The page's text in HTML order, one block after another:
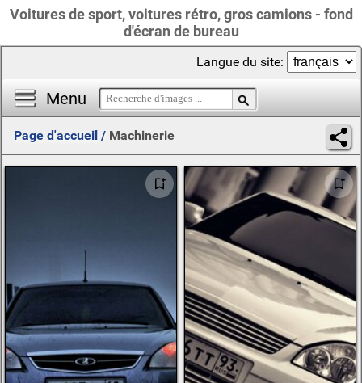
Voitures de sport, voitures rétro, gros camions - fond
d'écran de bureau
Menu
Langue du site:
Page d'accueil / Machinerie